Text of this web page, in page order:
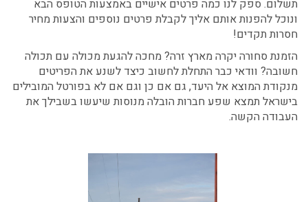
תשלום. ספק לנו כמה פרטים אישיים באמצעות הטופס הבא
ונוכל להפנות אותם אליך לקבלת פרטים נוספים והצעות מחיר
חסרות תקדים!
הזמנת סחורה יקרה מארץ זרה? מחכה להגעת מכולה עם תכולה
חשובה? וודאי כבר התחלת לחשוב כיצד לשנע את הפריטים
מנקודת המוצא אל היעד, גם אם כן וגם אם לא בפורטל המובילים
בישראל תמצא שפע חברות הובלה מנוסות שיעשו בשבילך את
העבודה הקשה.